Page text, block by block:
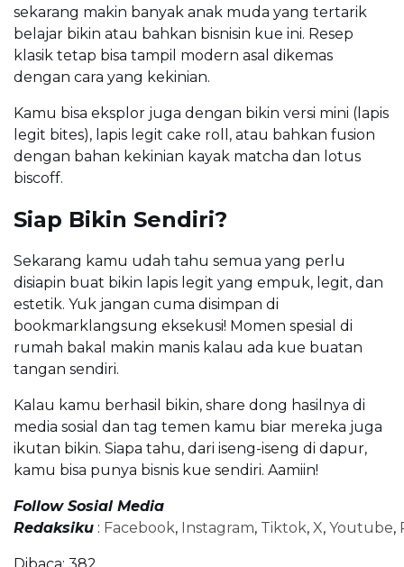
sekarang makin banyak anak muda yang tertarik
belajar bikin atau bahkan bisnisin kue ini. Resep
klasik tetap bisa tampil modern asal dikemas
dengan cara yang kekinian.
Kamu bisa eksplor juga dengan bikin versi mini (lapis
legit bites), lapis legit cake roll, atau bahkan fusion
dengan bahan kekinian kayak matcha dan lotus
biscoff.
Siap Bikin Sendiri?
Sekarang kamu udah tahu semua yang perlu
disiapin buat bikin lapis legit yang empuk, legit, dan
estetik. Yuk jangan cuma disimpan di
bookmarklangsung eksekusi! Momen spesial di
rumah bakal makin manis kalau ada kue buatan
tangan sendiri.
Kalau kamu berhasil bikin, share dong hasilnya di
media sosial dan tag temen kamu biar mereka juga
ikutan bikin. Siapa tahu, dari iseng-iseng di dapur,
kamu bisa punya bisnis kue sendiri. Aamiin!
Follow Sosial Media
Redaksiku : Facebook, Instagram, Tiktok, X, Youtube,